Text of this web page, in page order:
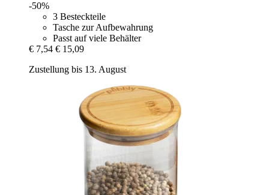
-50%
3 Besteckteile
Tasche zur Aufbewahrung
Passt auf viele Behälter
€ 7,54 € 15,09
Zustellung bis 13. August